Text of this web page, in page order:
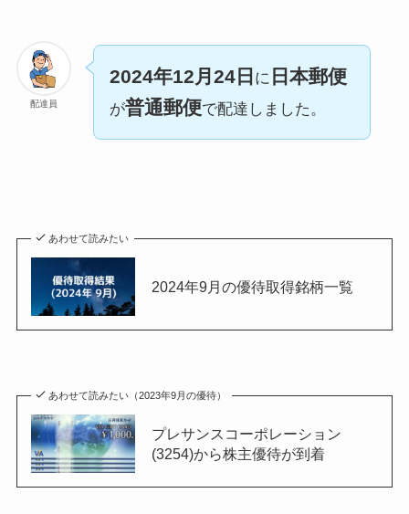
配達員
2024年12月24日 に 日本郵便
が普通郵便で配達しました。
あわせて読みたい
2024年9月の優待取得銘柄一覧
あわせて読みたい（2023年9月の優待）
プレサンスコーポレーション
(3254)から株主優待が到着